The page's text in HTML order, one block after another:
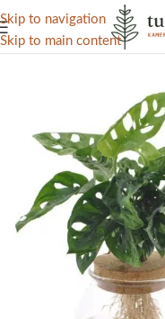
Skip to navigation
Skip to main content
Het grootste